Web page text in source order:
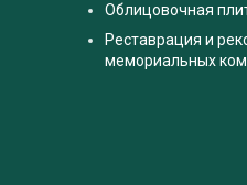
Облицовочная
Реставрация и
мемориальных